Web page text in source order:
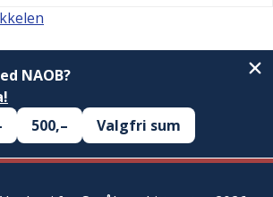
NAOB?
500,– Valgfri sum